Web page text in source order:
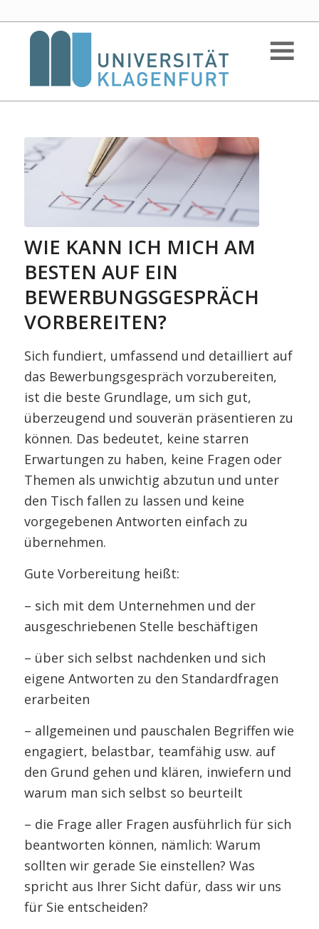
WIE KANN ICH MICH AM
BESTEN AUF EIN
BEWERBUNGSGESPRÄCH
VORBEREITEN?
Sich fundiert, umfassend und detailliert auf
das Bewerbungsgespräch vorzubereiten,
ist die beste Grundlage, um sich gut,
überzeugend und souverän präsentieren zu
können. Das bedeutet, keine starren
Erwartungen zu haben, keine Fragen oder
Themen als unwichtig abzutun und unter
den Tisch fallen zu lassen und keine
vorgegebenen Antworten einfach zu
übernehmen.
Gute Vorbereitung heißt:
– sich mit dem Unternehmen und der
ausgeschriebenen Stelle beschäftigen
– über sich selbst nachdenken und sich
eigene Antworten zu den Standardfragen
erarbeiten
– allgemeinen und pauschalen Begriffen wie
engagiert, belastbar, teamfähig usw. auf
den Grund gehen und klären, inwiefern und
warum man sich selbst so beurteilt
– die Frage aller Fragen ausführlich für sich
beantworten können, nämlich: Warum
sollten wir gerade Sie einstellen? Was
spricht aus Ihrer Sicht dafür, dass wir uns
für Sie entscheiden?